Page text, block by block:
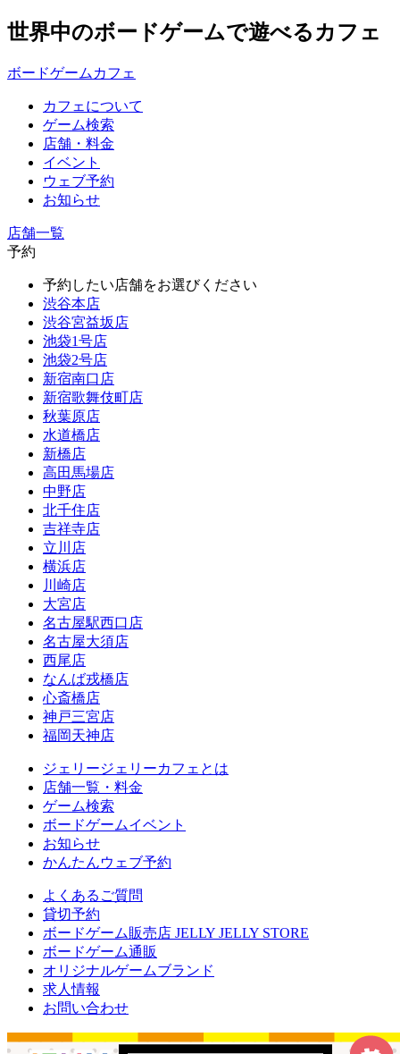
世界中のボードゲームで遊べるカフェ
ボードゲームカフェ
カフェについて
ゲーム検索
店舗・料金
イベント
ウェブ予約
お知らせ
店舗一覧
予約
予約したい店舗をお選びください
渋谷本店
渋谷宮益坂店
池袋1号店
池袋2号店
新宿南口店
新宿歌舞伎町店
秋葉原店
水道橋店
新橋店
高田馬場店
中野店
北千住店
吉祥寺店
立川店
横浜店
川崎店
大宮店
名古屋駅西口店
名古屋大須店
西尾店
なんば戎橋店
心斎橋店
神戸三宮店
福岡天神店
ジェリージェリーカフェとは
店舗一覧・料金
ゲーム検索
ボードゲームイベント
お知らせ
かんたんウェブ予約
よくあるご質問
貸切予約
ボードゲーム販売店 JELLY JELLY STORE
ボードゲーム通販
オリジナルゲームブランド
求人情報
お問い合わせ